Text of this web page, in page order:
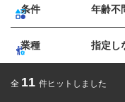
条件 年齢不
業種 指定し
全 11 件ヒットしました